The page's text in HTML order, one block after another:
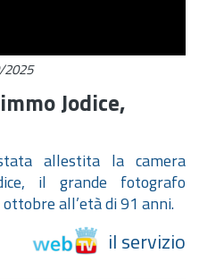
Jodice,
allestita la camera
il grande fotografo
all’età di 91 anni.
il servizio